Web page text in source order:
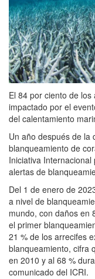
El 84 por ciento de
impactado por el
del calentamiento
Un año después de la
blanqueamiento de
Iniciativa
alertas de
Del 1 de enero de
a nivel de
mundo, con daños en
el primer
21 % de los arrecifes
blanqueamiento, cifra
en 2010 y al 68 %
comunicado del ICRI.